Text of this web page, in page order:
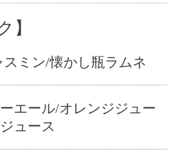
】
ミン/懐かし瓶ラムネ
エール/オレンジジュー
ュース